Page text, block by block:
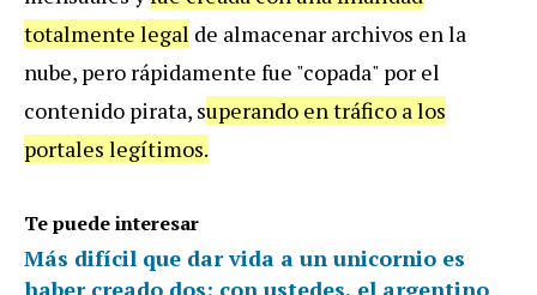
totalmente legal de almacenar archivos en la
nube, pero rápidamente fue "copada" por el
contenido pirata, superando en tráfico a los
portales legítimos.
Te puede interesar
Más difícil que dar vida a un unicornio es
haber creado dos: con ustedes, el argentino